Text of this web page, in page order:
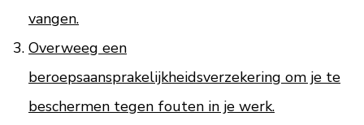
vangen.
Overweeg een
beroepsaansprakelijkheidsverzekering om je te
beschermen tegen fouten in je werk.